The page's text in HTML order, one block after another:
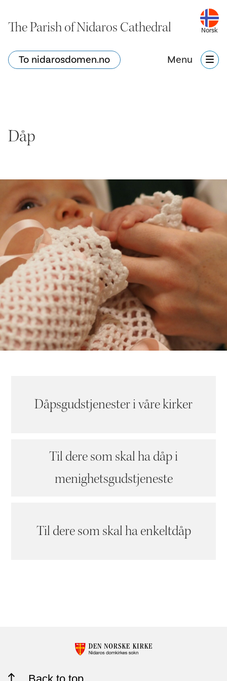
The Parish of Nidaros Cathedral Norsk
To nidarosdomen.no Menu
Dåp
Dåpsgudstjenester i våre kirker
Til dere som skal ha dåp i
menighetsgudstjeneste
Til dere som skal ha enkeltdåp